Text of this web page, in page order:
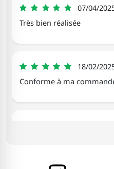
Céline
07/04/
5
Très bien réalisée
Vincent
18/02/
5
Conforme à ma